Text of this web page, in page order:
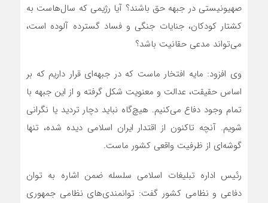
صهیونیستی در جبهه حق باشند؟ آیا رژیمی که سال‌هاست به
کشتار کودکان، جنایات جنگی و فساد گسترده آلوده است،
می‌تواند مدعی حقانیت باشد؟
وی افزود: مایه افتخار ماست که در جبهه‌ای قرار داریم که بر
اساس حقیقت، عدالت و معنویت شکل گرفته و از این جبهه با
تمام وجود دفاع می‌کنیم. هیچ‌گاه نباید دچار تردید یا نگرانی
شویم. آنچه تاکنون از اقتدار ایران اسلامی دیده‌ شده، تنها
گوشه‌ای از ظرفیت واقعی کشور ماست.
رئیس اداره تبلیغات اسلامی سلسله ضمن اشاره به توان
دفاعی و نظامی کشور گفت: توانمندی‌های نظامی جمهوری